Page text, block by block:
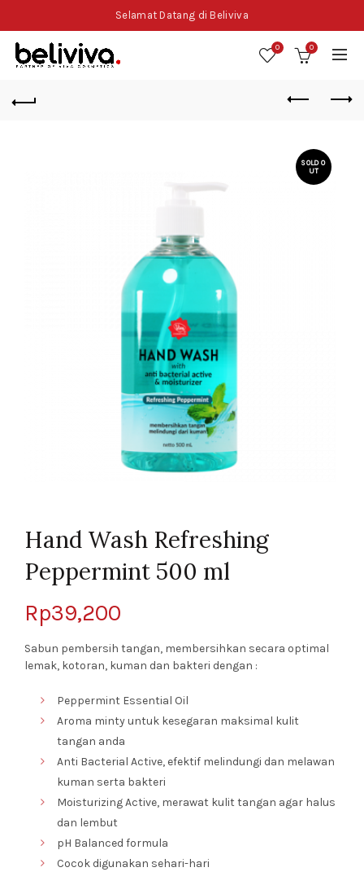
Selamat Datang di Beliviva
0 0
SOLD O
UT
Hand Wash Refreshing
Peppermint 500 ml
Rp39,200
Sabun pembersih tangan, membersihkan secara optimal
lemak, kotoran, kuman dan bakteri dengan :
Peppermint Essential Oil
Aroma minty untuk kesegaran maksimal kulit
tangan anda
Anti Bacterial Active, efektif melindungi dan melawan
kuman serta bakteri
Moisturizing Active, merawat kulit tangan agar halus
dan lembut
pH Balanced formula
Cocok digunakan sehari-hari